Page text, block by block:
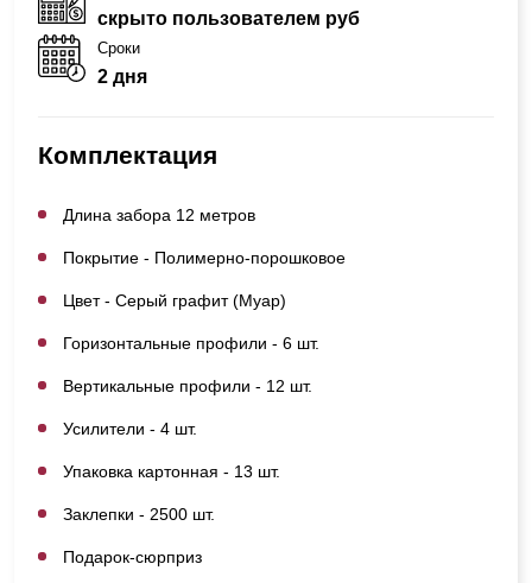
скрыто пользователем руб
Сроки
2 дня
Комплектация
Длина забора 12 метров
Покрытие - Полимерно-порошковое
Цвет - Серый графит (Муар)
Горизонтальные профили - 6 шт.
Вертикальные профили - 12 шт.
Усилители - 4 шт.
Упаковка картонная - 13 шт.
Заклепки - 2500 шт.
Подарок-сюрприз